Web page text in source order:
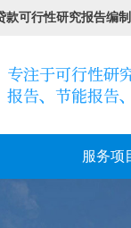
款可行性研究报告编制
服务项